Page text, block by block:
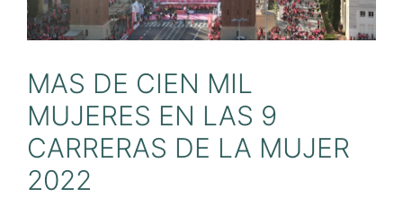
MAS DE CIEN MIL
MUJERES EN LAS 9
CARRERAS DE LA MUJER
2022